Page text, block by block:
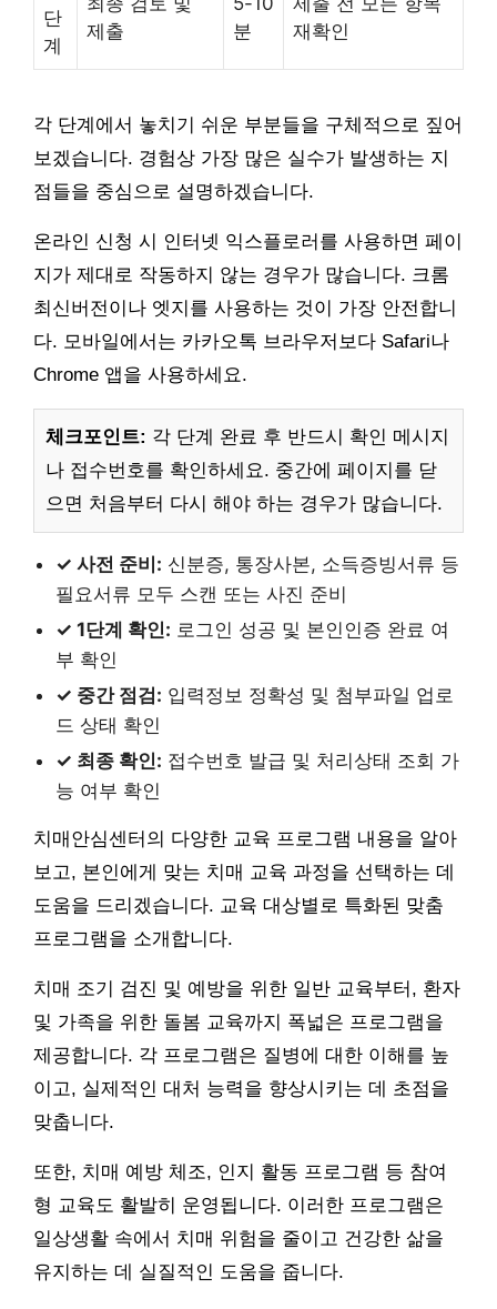
단
계
제출
분
재확인
각 단계에서 놓치기 쉬운 부분들을 구체적으로 짚어
보겠습니다. 경험상 가장 많은 실수가 발생하는 지
점들을 중심으로 설명하겠습니다.
온라인 신청 시 인터넷 익스플로러를 사용하면 페이
지가 제대로 작동하지 않는 경우가 많습니다. 크롬
최신버전이나 엣지를 사용하는 것이 가장 안전합니
다. 모바일에서는 카카오톡 브라우저보다 Safari나
Chrome 앱을 사용하세요.
체크포인트: 각 단계 완료 후 반드시 확인 메시지
나 접수번호를 확인하세요. 중간에 페이지를 닫
으면 처음부터 다시 해야 하는 경우가 많습니다.
✓ 사전 준비: 신분증, 통장사본, 소득증빙서류 등
필요서류 모두 스캔 또는 사진 준비
✓ 1단계 확인: 로그인 성공 및 본인인증 완료 여
부 확인
✓ 중간 점검: 입력정보 정확성 및 첨부파일 업로
드 상태 확인
✓ 최종 확인: 접수번호 발급 및 처리상태 조회 가
능 여부 확인
치매안심센터의 다양한 교육 프로그램 내용을 알아
보고, 본인에게 맞는 치매 교육 과정을 선택하는 데
도움을 드리겠습니다. 교육 대상별로 특화된 맞춤
프로그램을 소개합니다.
치매 조기 검진 및 예방을 위한 일반 교육부터, 환자
및 가족을 위한 돌봄 교육까지 폭넓은 프로그램을
제공합니다. 각 프로그램은 질병에 대한 이해를 높
이고, 실제적인 대처 능력을 향상시키는 데 초점을
맞춥니다.
또한, 치매 예방 체조, 인지 활동 프로그램 등 참여
형 교육도 활발히 운영됩니다. 이러한 프로그램은
일상생활 속에서 치매 위험을 줄이고 건강한 삶을
유지하는 데 실질적인 도움을 줍니다.